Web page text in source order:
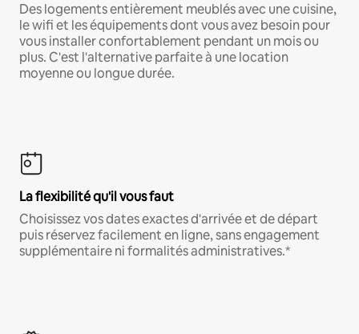
Des logements entièrement meublés avec une cuisine,
le wifi et les équipements dont vous avez besoin pour
vous installer confortablement pendant un mois ou
plus. C'est l'alternative parfaite à une location
moyenne ou longue durée.
La flexibilité qu'il vous faut
Choisissez vos dates exactes d'arrivée et de départ
puis réservez facilement en ligne, sans engagement
supplémentaire ni formalités administratives.*